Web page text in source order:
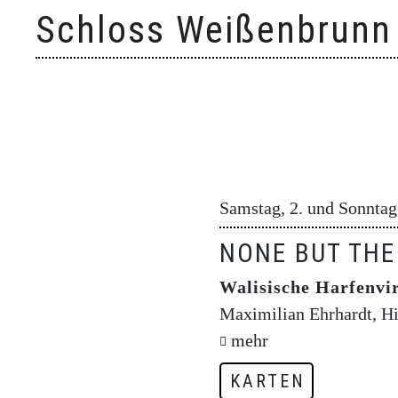
Schloss Weißenbrunn
Samstag, 2. und
NONE BUT
Walisische
Maximilian Ehrhardt,
mehr
KARTEN